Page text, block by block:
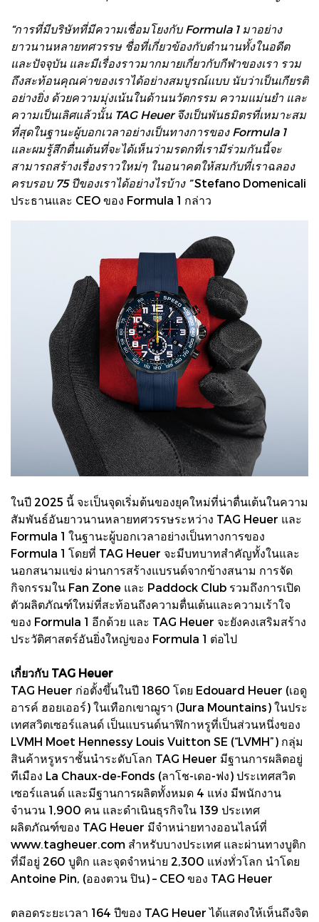
“การที่มีบริษัทที่มีความเชื่อมโยงกับ Formula 1 มาอย่าง
ยาวนานหลายทศวรรษ ชื่อที่เกี่ยวข้องกับตำนานทั้งในอดีต
และปัจจุบัน และมีเรื่องราวมากมายเกี่ยวกับกีฬาของเรา รวม
ถึงสะท้อนคุณค่าของเราได้อย่างสมบูรณ์แบบ นับว่าเป็นเกียรติ
อย่างยิ่ง ด้วยความมุ่งเน้นในด้านนวัตกรรม ความแม่นยำ และ
ความเป็นเลิศแล้วนั้น TAG Heuer จึงเป็นพันธมิตรที่เหมาะสม
ที่สุดในฐานะผู้บอกเวลาอย่างเป็นทางการของ Formula 1
และผมรู้สึกตื่นเต้นที่จะได้เห็นว่ามรดกที่เรามีร่วมกันนี้จะ
สามารถสร้างเรื่องราวใหม่ๆ ในอนาคตให้สมกับที่เราฉลอง
ครบรอบ 75 ปีของเราได้อย่างไรบ้าง ”Stefano Domenicali
ประธานและ CEO ของ Formula 1 กล่าว
ในปี 2025 นี้ จะเป็นจุดเริ่มต้นของยุคใหม่ที่น่าตื่นเต้นในความ
สัมพันธ์อันยาวนานหลายทศวรรษระหว่าง TAG Heuer และ
Formula 1 ในฐานะผู้บอกเวลาอย่างเป็นทางการของ
Formula 1 โดยที่ TAG Heuer จะมีบทบาทสำคัญทั้งในและ
นอกสนามแข่ง ผ่านการสร้างแบรนด์จากข้างสนาม การจัด
กิจกรรมใน Fan Zone และ Paddock Club รวมถึงการเปิด
ตัวผลิตภัณฑ์ใหม่ที่สะท้อนถึงความตื่นเต้นและความเร้าใจ
ของ Formula 1 อีกด้วย และ TAG Heuer จะยังคงเสริมสร้าง
ประวัติศาสตร์อันยิ่งใหญ่ของ Formula 1 ต่อไป
เกี่ยวกับ TAG Heuer
TAG Heuer ก่อตั้งขึ้นในปี 1860 โดย Edouard Heuer (เอดู
อารค์ ฮอยเออร์) ในเทือกเขาฌูรา (Jura Mountains) ในประ
เทศสวิตเซอร์แลนด์ เป็นแบรนด์นาฬิกาหรูที่เป็นส่วนหนึ่งของ
LVMH Moet Hennessy Louis Vuitton SE (“LVMH”) กลุ่ม
สินค้าหรูหราชั้นนำระดับโลก TAG Heuer มีฐานการผลิตอยู่
ทีเมือง La Chaux-de-Fonds (ลาโช-เดอ-ฟง) ประเทศสวิต
เซอร์แลนด์ และมีฐานการผลิตทั้งหมด 4 แห่ง มีพนักงาน
จำนวน 1,900 คน และดำเนินธุรกิจใน 139 ประเทศ
ผลิตภัณฑ์ของ TAG Heuer มีจำหน่ายทางออนไลน์ที่
www.tagheuer.com สำหรับบางประเทศ และผ่านทางบูติก
ที่มีอยู่ 260 บูติก และจุดจำหน่าย 2,300 แห่งทั่วโลก นำโดย
Antoine Pin, (อองตวน ปิน) – CEO ของ TAG Heuer
ตลอดระยะเวลา 164 ปีของ TAG Heuer ได้แสดงให้เห็นถึงจิต